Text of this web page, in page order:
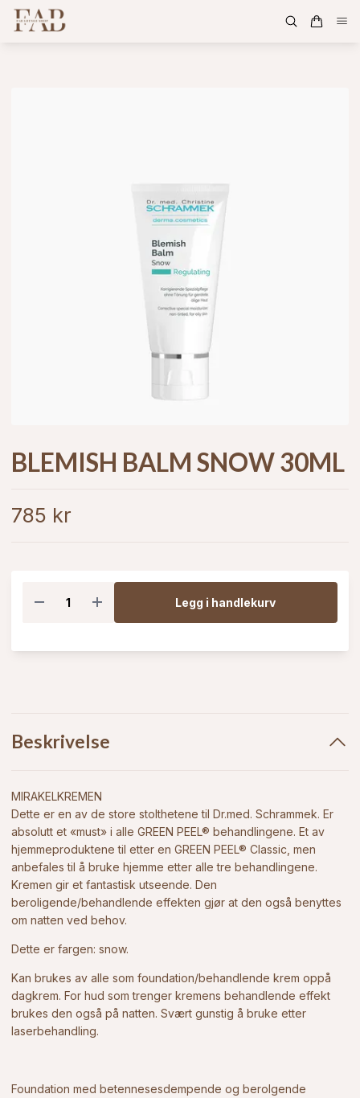
BLEMISH BALM SNOW 30ML
785 kr
Legg i handlekurv
Beskrivelse
MIRAKELKREMEN
Dette er en av de store stolthetene til Dr.med. Schrammek. Er
absolutt et «must» i alle GREEN PEEL® behandlingene. Et av
hjemmeproduktene til etter en GREEN PEEL® Classic, men
anbefales til å bruke hjemme etter alle tre behandlingene.
Kremen gir et fantastisk utseende. Den
beroligende/behandlende effekten gjør at den også benyttes
om natten ved behov.
Dette er fargen: snow.
Kan brukes av alle som foundation/behandlende krem oppå
dagkrem. For hud som trenger kremens behandlende effekt
brukes den også på natten. Svært gunstig å bruke etter
laserbehandling.
Foundation med betennesesdempende og berolgende